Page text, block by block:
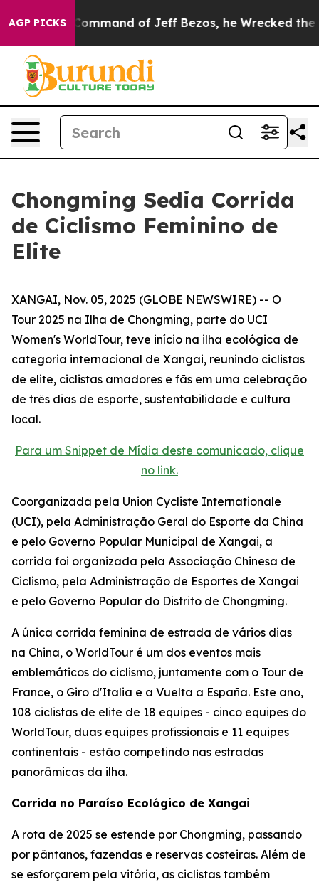
AGP PICKS
At the Command of Jeff Bezos, he Wrecked the
Chongming Sedia Corrida
de Ciclismo Feminino de
Elite
XANGAI, Nov. 05, 2025 (GLOBE NEWSWIRE) -- O
Tour 2025 na Ilha de Chongming, parte do UCI
Women's WorldTour, teve início na ilha ecológica de
categoria internacional de Xangai, reunindo ciclistas
de elite, ciclistas amadores e fãs em uma celebração
de três dias de esporte, sustentabilidade e cultura
local.
Para um Snippet de Mídia deste comunicado, clique
no link.
Coorganizada pela Union Cycliste Internationale
(UCI), pela Administração Geral do Esporte da China
e pelo Governo Popular Municipal de Xangai, a
corrida foi organizada pela Associação Chinesa de
Ciclismo, pela Administração de Esportes de Xangai
e pelo Governo Popular do Distrito de Chongming.
A única corrida feminina de estrada de vários dias
na China, o WorldTour é um dos eventos mais
emblemáticos do ciclismo, juntamente com o Tour de
France, o Giro d'Italia e a Vuelta a España. Este ano,
108 ciclistas de elite de 18 equipes - cinco equipes do
WorldTour, duas equipes profissionais e 11 equipes
continentais - estão competindo nas estradas
panorâmicas da ilha.
Corrida no Paraíso Ecológico de Xangai
A rota de 2025 se estende por Chongming, passando
por pântanos, fazendas e reservas costeiras. Além de
se esforçarem pela vitória, as ciclistas também